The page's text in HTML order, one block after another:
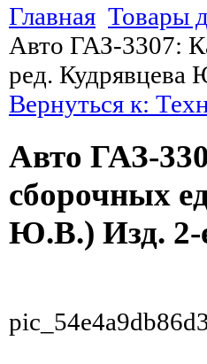
Главная Товары
Авто ГАЗ-3307:
ред. Кудрявцева
Вернуться к:
Авто ГАЗ-
сборочных
Ю.В.) Изд. 2-